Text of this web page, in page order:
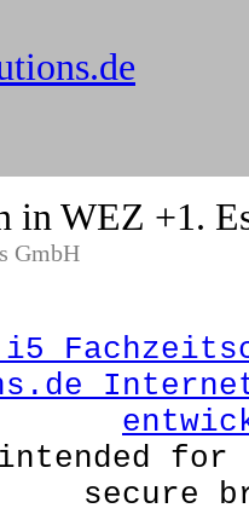
in WEZ +1.
GmbH
for
secure